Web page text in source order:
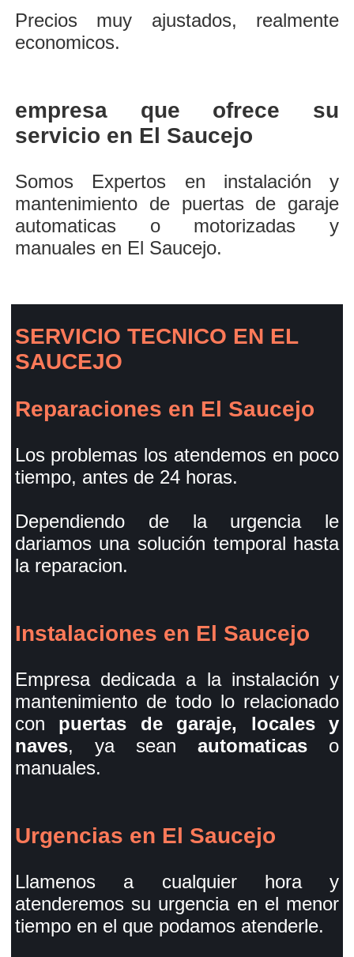
Precios muy ajustados, realmente
economicos.
empresa que ofrece su
servicio en El Saucejo
Somos Expertos en instalación y
mantenimiento de puertas de garaje
automaticas o motorizadas y
manuales en El Saucejo.
SERVICIO TECNICO EN EL
SAUCEJO
Reparaciones en El Saucejo
Los problemas los atendemos en poco
tiempo, antes de 24 horas.
Dependiendo de la urgencia le
dariamos una solución temporal hasta
la reparacion.
Instalaciones en El Saucejo
Empresa dedicada a la instalación y
mantenimiento de todo lo relacionado
con puertas de garaje, locales y
naves, ya seanautomaticas o
manuales.
Urgencias en El Saucejo
Llamenos a cualquier hora y
atenderemos su urgencia en el menor
tiempo en el que podamos atenderle.